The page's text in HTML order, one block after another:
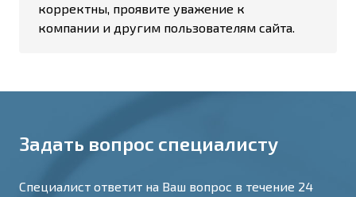
корректны, проявите уважение к
компании и другим пользователям сайта.
Задать вопрос специалисту
Специалист ответит на Ваш вопрос в течение 24